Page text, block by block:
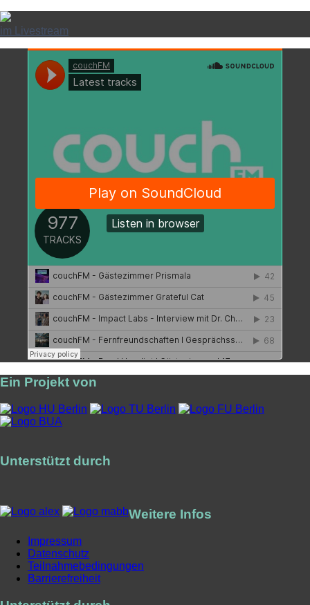
im Livestream
Ein Projekt von
Unterstützt durch
Weitere Infos
Impressum
Datenschutz
Teilnahmebedingungen
Barrierefreiheit